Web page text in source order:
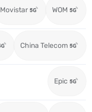
Movistar WOM
China Telecom
Epic